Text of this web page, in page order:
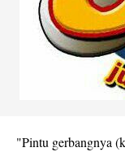
"Pintu gerbangnya